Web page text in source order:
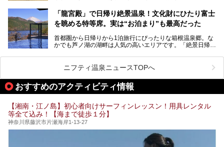
う」という人も多いはず。
そこで今回は、神奈川県内の人気施設26選を「安さ」「岩
業」「駅近」など、目的別に厳選して紹介します。
今の気分にぴったりの施設を見つけて、最高のリフレッシュ
「箱根仙石原プリンスホテル」と4軒あり、今回ご紹介する
「ザ・プリンス 箱根芦ノ湖」は、その中でもフラッグシッ
プ（旗艦）に位置づけられる特別なホテルです。
昭和の日本を代表する建築家の一人、村野藤吾が芦ノ湖の畔
に建てた桃源郷のようなホテルがここ。自家源泉の温泉や、
提供元：株式会社西武・プリンスホテルズワールドワイド
【PR】
この記事はザ・プリンス 箱根芦ノ湖のPR記事です。
「龍宮殿」で日帰り絶景温泉！文化財にひたり富士
を眺める特等席。実は“お泊まり”も最高だった
首都圏から日帰りから1泊旅行にぴったりな箱根温泉郷。な
かでも芦ノ湖の湖畔は人気の高いエリアです。「絶景日帰り
が楽しめるまさに眺望自慢の日帰り温泉。
そしてここは全24室の「箱根 芦ノ湖畔蛸川温泉 龍宮殿」と
して宿泊もできます。宿泊者は「龍宮殿本館」の営業時間に
加えて、朝6時からの宿泊者専用時間帯にも「龍宮殿本館」
のお風呂が利用できます。
今回は日帰り温泉としての「絶景日帰り温泉 龍宮殿本館
（以下、龍宮殿本館）」と、旅館としての「箱根 芦ノ湖畔
蛸川温泉 龍宮殿（以下、龍宮殿）」の両方の魅力をたっぷ
りお伝えします！
ここは箱根神社、九頭龍神社、白龍神社、箱根元宮と箱根の
4つの神社に囲まれたパワースポットです。
ニフティ温泉ニュースTOPへ
おすすめのアクティビティ情報
【湘南・江ノ島】初心者向けサーフィンレッスン！用具レンタル
等全て込み！【海まで徒歩１分】
神奈川県藤沢市片瀬海岸1-13-27